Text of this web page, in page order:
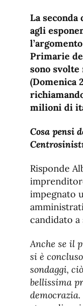
La seconda
agli
Primarie
sono
(Domenica
milioni di
Cosa pensi
Risponde
impegnato
candidato a
Anche se il
si è
sondaggi,
bellissima